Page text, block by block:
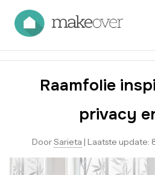
Raamfolie
privacy
DoorSarieta | Laatste update: